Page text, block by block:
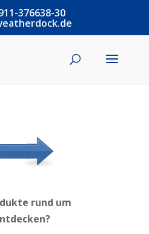
376638-30
rund um